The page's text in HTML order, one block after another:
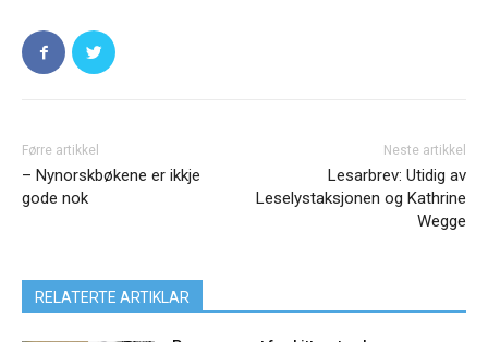
Førre artikkel
– Nynorskbøkene er ikkje
gode nok
Neste artikkel
Lesarbrev: Utidig av
Leselystaksjonen og Kathrine
Wegge
RELATERTE ARTIKLAR